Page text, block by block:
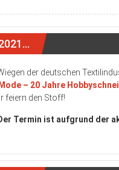
der deutschen
– 20 Jahre
feiern den Stoff!
Termin ist aufgrund der